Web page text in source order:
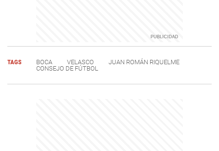
TAGS BOCA VELASCO
JUAN ROMÁN RIQUELME
CONSEJO DE FÚTBOL